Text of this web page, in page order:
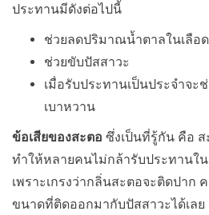
ประทานมีดังต่อไปนี้
ช่วยลดปริมาณน้ำตาลในเลือด
ช่วยขับปัสสาวะ
เมื่อรับประทานเป็นประจำจะ
เบาหวาน
ข้อเสียของสะตอ ซึ่งเป็นที่รู้กัน คือ
ทำให้หลายคนไม่กล้ารับประทานใน
เพราะเกรงว่ากลิ่นสะตอจะติดปาก
ขนาดที่ติดออกมากับปัสสาวะได้เล